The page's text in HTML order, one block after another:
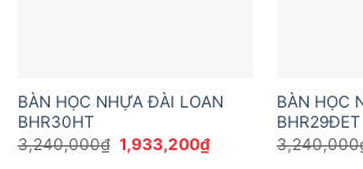
BÀN HỌC NHỰA ĐÀI LOAN
BHR30HT
3,240,000₫ Giá
gốc
1,933,200₫Giá
hiện
BÀN HỌC
BHR29ĐET
3,240,000